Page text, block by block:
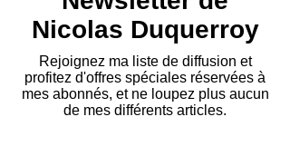
Newsletter de
Nicolas Duquerroy
Rejoignez ma liste de diffusion et
profitez d'offres spéciales réservées à